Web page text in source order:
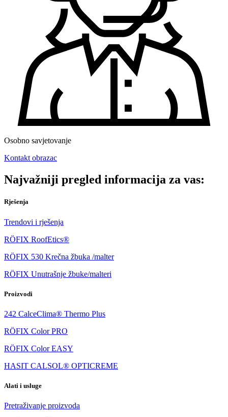
Osobno savjetovanje
Kontakt obrazac
Najvažniji pregled informacija za vas:
Rješenja
Trendovi i rješenja
RÖFIX RoofEtics®
RÖFIX 530 Krečna žbuka /malter
RÖFIX Unutrašnje žbuke/malteri
Proizvodi
242 CalceClima® Thermo Plus
RÖFIX Color PRO
RÖFIX Color EASY
HASIT CALSOL® OPTICREME
Alati i usluge
Pretraživanje proizvoda